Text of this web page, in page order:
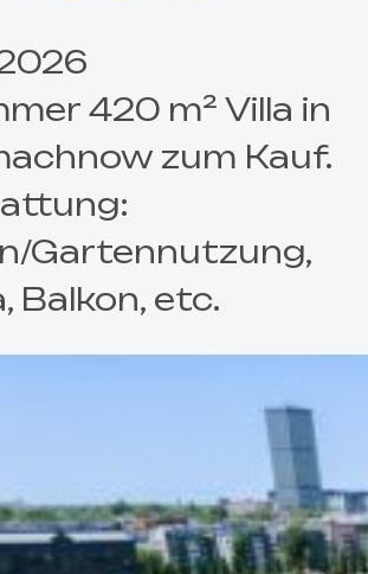
420 m² Villa in
zum Kauf.
Gartennutzung,
Balkon, etc.